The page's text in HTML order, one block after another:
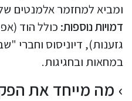
ומביא למחזמר אלמנטים
דמויות נוספות: כולל הוד
גזענות), דיוניסוס
במחאות ובחגיגות.
מה מייחד את הפקת